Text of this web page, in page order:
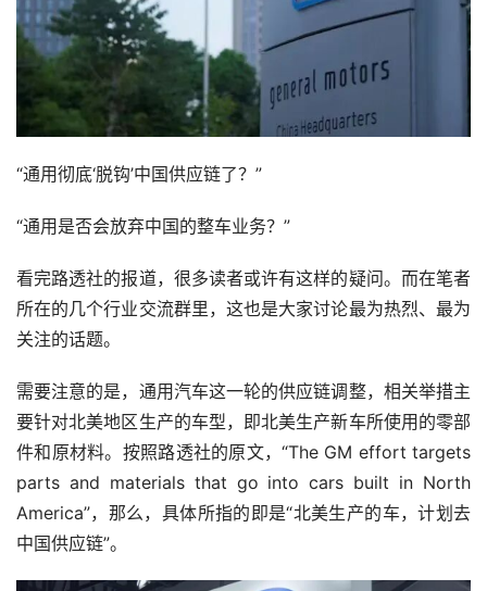
“通用彻底‘脱钩’中国供应链了？”
“通用是否会放弃中国的整车业务？”
看完路透社的报道，很多读者或许有这样的疑问。而在笔者
所在的几个行业交流群里，这也是大家讨论最为热烈、最为
关注的话题。
需要注意的是，通用汽车这一轮的供应链调整，相关举措主
要针对北美地区生产的车型，即北美生产新车所使用的零部
件和原材料。按照路透社的原文，“The GM effort targets
parts and materials that go into cars built in North
America”，那么，具体所指的即是“北美生产的车，计划去
中国供应链”。